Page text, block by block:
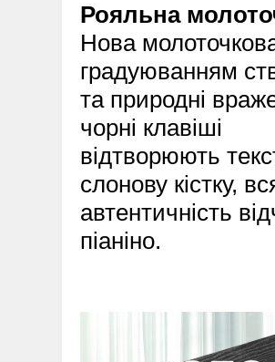
Рояльна
Нова
градуюванням
та природні
чорні клавіші
відтворюють
слонову кістку,
автентичність
піаніно.